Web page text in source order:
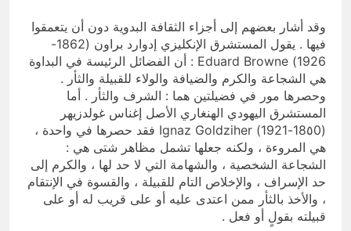
وقد أشار بعضهم إلى أجزاء الثقافة البدوية دون أن يتعمقوا
فيها . يقول المستشرق الإنكليزي إدوارد براون (1862-
1926) Eduard Browne : أن الفضائل الرئيسة في البداوة
هي الشجاعة والكرم والضيافة والولاء للقبيلة والثأر .
وحصرها مور في فضيلتين هما : الشرف والثأر . أما
المستشرق اليهودي الهنغاري الأصل إغناس غولدزيهر
(18٥0-1921) Ignaz Goldziher فقد حصرها في واحدة ،
هي المروءة ، ولكنه جعلها تشمل مظاهر شتى هي :
الشجاعة الشخصية ، والشهامة التي لا حد لها ، والكرم إلى
حد الإسراف ، والإخلاص التام للقبيلة ، والقسوة في الإنتقام
، والأخذ بالثأر ممن اعتدى عليه أو على قريب له أو على
قبيلته بقولٍ أو فعل .